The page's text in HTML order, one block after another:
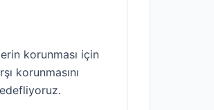
korunması için
korunmasını